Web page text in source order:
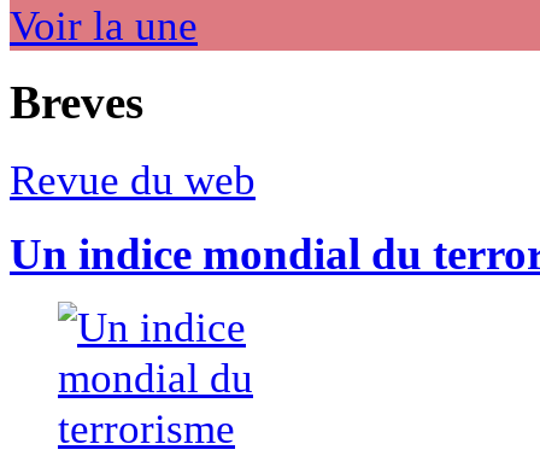
Voir la une
Breves
Revue du web
Un indice mondial du